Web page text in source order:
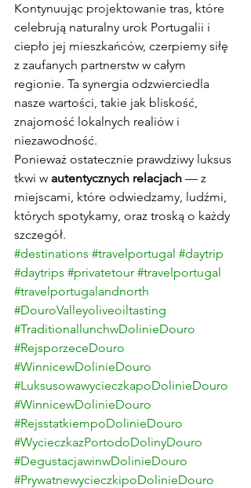
Kontynuując projektowanie tras, które
celebrują naturalny urok Portugalii i
ciepło jej mieszkańców, czerpiemy siłę
z zaufanych partnerstw w całym
regionie. Ta synergia odzwierciedla
nasze wartości, takie jak bliskość,
znajomość lokalnych realiów i
niezawodność.
Ponieważ ostatecznie prawdziwy luksus
tkwi w autentycznych relacjach — z
miejscami, które odwiedzamy, ludźmi,
których spotykamy, oraz troską o każdy
szczegół.
#destinations #travelportugal #daytrip
#daytrips #privatetour #travelportugal
#travelportugalandnorth
#DouroValleyoliveoiltasting
#TraditionallunchwDolinieDouro
#RejsporzeceDouro
#WinnicewDolinieDouro
#LuksusowawycieczkapoDolinieDouro
#WinnicewDolinieDouro
#RejsstatkiempoDolinieDouro
#WycieczkazPortodoDolinyDouro
#DegustacjawinwDolinieDouro
#PrywatnewycieczkipoDolinieDouro